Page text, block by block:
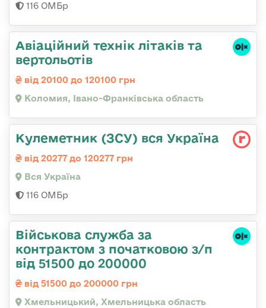
116 ОМБр
Авіаційний технік літаків та
вертольотів
від 20100 до 120100 грн
Коломия, Івано-Франківська область
Кулеметник (ЗСУ) вся Україна
від 20277 до 120277 грн
Вся Україна
116 ОМБр
Військова служба за
контрактом з початковою з/п
від 51500 до 200000
від 51500 до 200000 грн
Хмельницький, Хмельницька область